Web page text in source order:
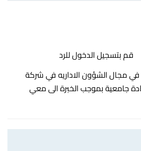
قم بتسجيل الدخول للرد
مدة ١٨ سنه في مجال الشؤون الاداريه في شركة
جامعية بموجب الخبرة الى معي